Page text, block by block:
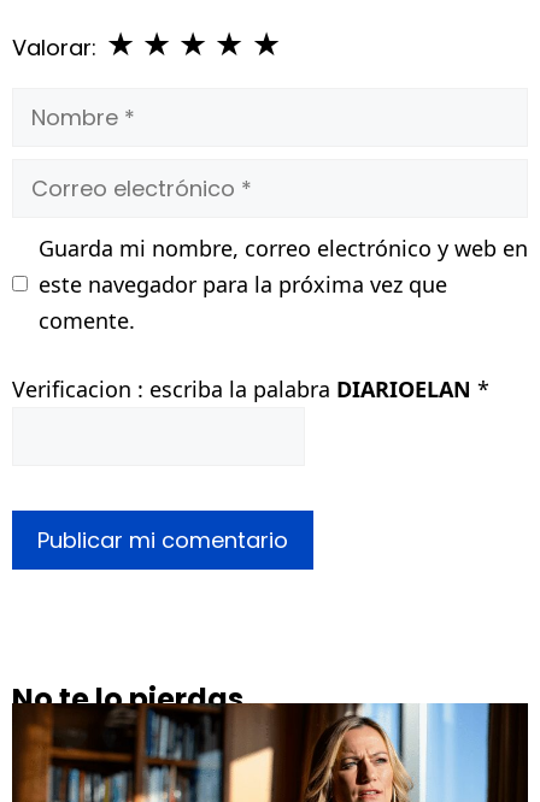
Valorar: ★
★
★
★
★
Nombre
Correo
Guarda mi nombre, correo electrónico y web en
este navegador para la próxima vez que
comente.
Verificacion : escriba la palabra DIARIOELAN *
No te lo pierdas